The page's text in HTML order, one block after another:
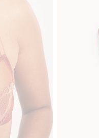
Enkel betaling med Vipps & Klarna